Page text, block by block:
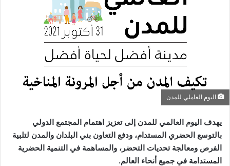
اليوم العاملي للمدن
يهدف اليوم العالمي للمدن إلى تعزيز اهتمام المجتمع الدولي
بالتوسع الحضري المستدام، ودفع التعاون بني البلدان والمدن لتلبية
الفرص ومعالجة تحديات التحضر، والمساهمة في التنمية الحضرية
المستدامة في جميع أنحاء العالم.